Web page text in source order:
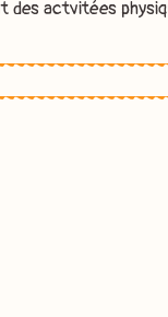
des actvitées